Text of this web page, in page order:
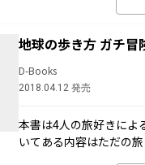
地球の歩き方 ガチ冒
D-Books
2018.04.12 発売
本書は4人の旅好きによ
いてある内容はただの旅